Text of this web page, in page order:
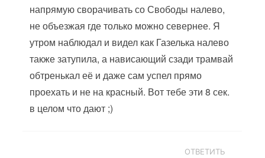
напрямую сворачивать со Свободы налево,
не объезжая где только можно севернее. Я
утром наблюдал и видел как Газелька налево
также затупила, а нависающий сзади трамвай
обтренькал её и даже сам успел прямо
проехать и не на красный. Вот тебе эти 8 сек.
в целом что дают ;)
ОТВЕТИТЬ